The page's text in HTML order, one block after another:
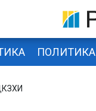
ПОЛИТИКА